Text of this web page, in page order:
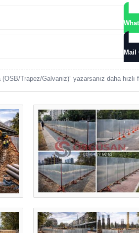
Mail
Trapez/Galvaniz)” yazarsanız daha hızlı